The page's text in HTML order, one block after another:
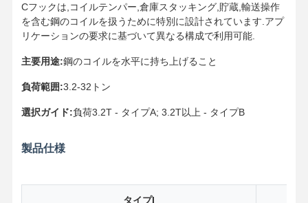
輸送機器
持ち上げ装置
クレーン用アクセサリー
Cフックは,コイルテンパー,倉庫スタッキング,貯蔵,輸送操作
を含む鋼のコイルを扱うために特別に設計されています.アプ
リケーションの要求に基づいて異なる構成で利用可能.
主要用途:鋼のコイルを水平に持ち上げること
負荷範囲:3.2-32トン
選択ガイド:負荷3.2T - タイプA; 3.2T以上 - タイプB
製品仕様
タイプI